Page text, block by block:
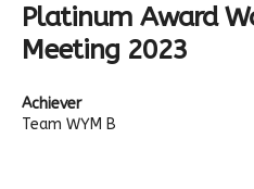
Pengumuman
Karya Siswa
Bulletin
Platinum Award
Meeting 2023
Achiever
Team WYM B